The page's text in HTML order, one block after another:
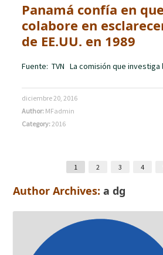
Panamá confía en
colabore en
de EE.UU. en 1989
Fuente: TVN La comisión que investiga
diciembre 20, 2016
Author: MFadmin
Category:2016
1 2 3 4
Author Archives:a dg